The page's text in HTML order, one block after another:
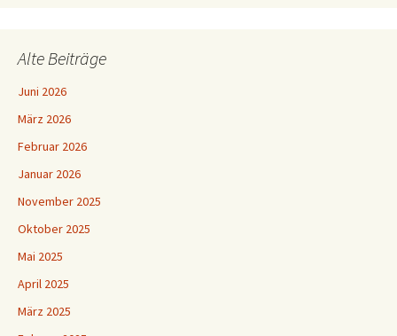
Alte Beiträge
Juni 2026
März 2026
Februar 2026
Januar 2026
November 2025
Oktober 2025
Mai 2025
April 2025
März 2025